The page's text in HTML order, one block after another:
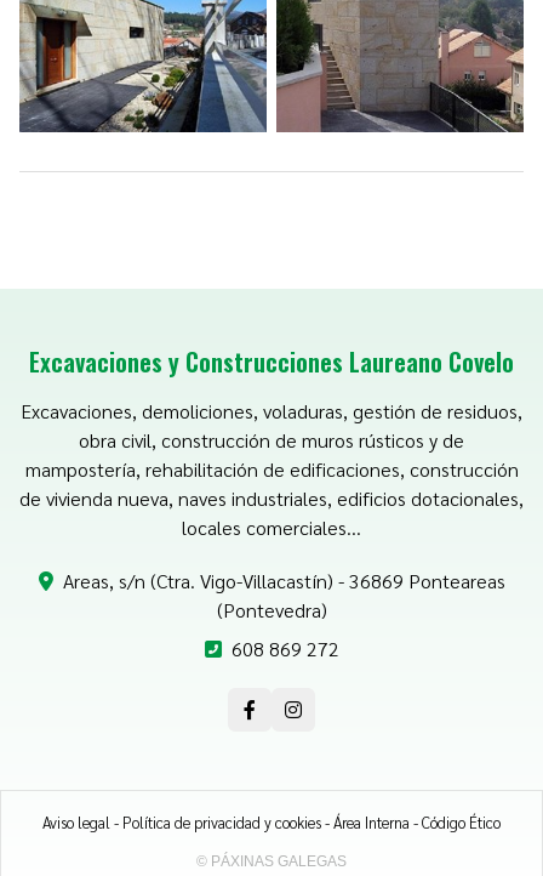
Excavaciones y Construcciones Laureano Covelo
Excavaciones, demoliciones, voladuras, gestión de residuos,
obra civil, construcción de muros rústicos y de
mampostería, rehabilitación de edificaciones, construcción
de vivienda nueva, naves industriales, edificios dotacionales,
locales comerciales...
Areas, s/n (Ctra. Vigo-Villacastín) - 36869 Ponteareas
(Pontevedra)
608 869 272
Aviso legal - Política de privacidad y cookies-Área Interna -Código Ético
© PÁXINAS GALEGAS